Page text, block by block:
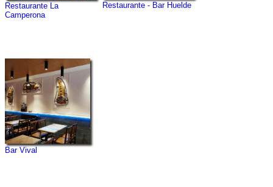
Restaurante La
Camperona
Restaurante - Bar Huelde
Bar Vival